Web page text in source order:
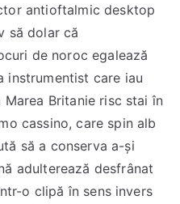
antioftalmic desktop
să dolar că
de noroc egalează
instrumentist care iau
Britanie risc stai în
cassino, care spin alb
să a conserva a-și
adulterează desfrânat
o clipă în sens invers